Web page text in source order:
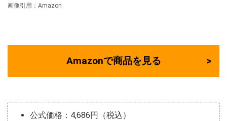
画像引用：Amazon
Amazonで商品を見る
公式価格：4,686円（税込）